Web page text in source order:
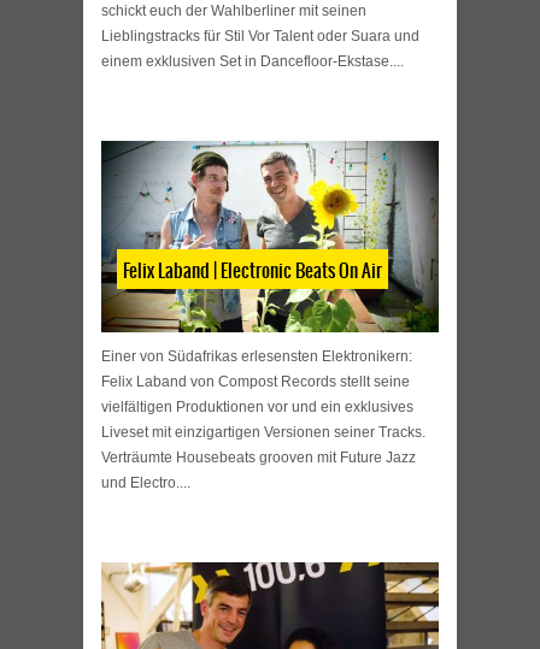
schickt euch der Wahlberliner mit seinen
Lieblingstracks für Stil Vor Talent oder Suara und
einem exklusiven Set in Dancefloor-Ekstase....
Felix Laband | Electronic Beats On Air
Einer von Südafrikas erlesensten Elektronikern:
Felix Laband von Compost Records stellt seine
vielfältigen Produktionen vor und ein exklusives
Liveset mit einzigartigen Versionen seiner Tracks.
Verträumte Housebeats grooven mit Future Jazz
und Electro....